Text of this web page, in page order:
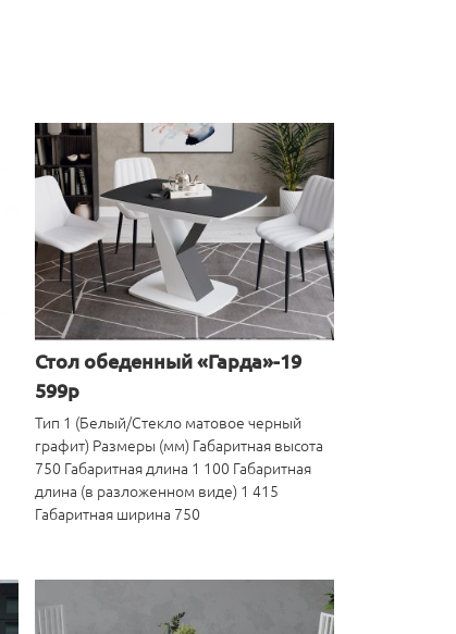
Стол обеденный «Гарда»-19
599р
Тип 1 (Белый/Стекло матовое черный
графит) Размеры (мм) Габаритная высота
750 Габаритная длина 1 100 Габаритная
длина (в разложенном виде) 1 415
Габаритная ширина 750